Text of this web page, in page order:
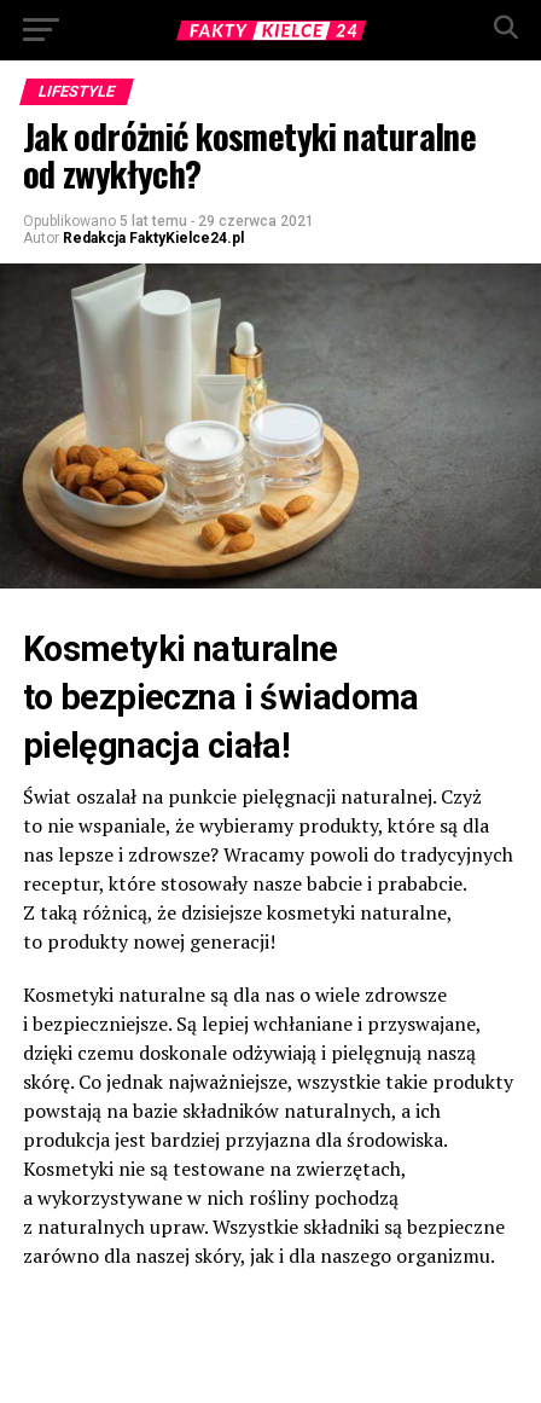
LIFESTYLE
Jak odróżnić kosmetyki naturalne
od zwykłych?
Opublikowano 5 lat temu - 29 czerwca 2021
Autor Redakcja FaktyKielce24.pl
Kosmetyki naturalne
to bezpieczna i świadoma
pielęgnacja ciała!
Świat oszalał na punkcie pielęgnacji naturalnej. Czyż
to nie wspaniale, że wybieramy produkty, które są dla
nas lepsze i zdrowsze? Wracamy powoli do tradycyjnych
receptur, które stosowały nasze babcie i prababcie.
Z taką różnicą, że dzisiejsze kosmetyki naturalne,
to produkty nowej generacji!
Kosmetyki naturalne są dla nas o wiele zdrowsze
i bezpieczniejsze. Są lepiej wchłaniane i przyswajane,
dzięki czemu doskonale odżywiają i pielęgnują naszą
skórę. Co jednak najważniejsze, wszystkie takie produkty
powstają na bazie składników naturalnych, a ich
produkcja jest bardziej przyjazna dla środowiska.
Kosmetyki nie są testowane na zwierzętach,
a wykorzystywane w nich rośliny pochodzą
z naturalnych upraw. Wszystkie składniki są bezpieczne
zarówno dla naszej skóry, jak i dla naszego organizmu.